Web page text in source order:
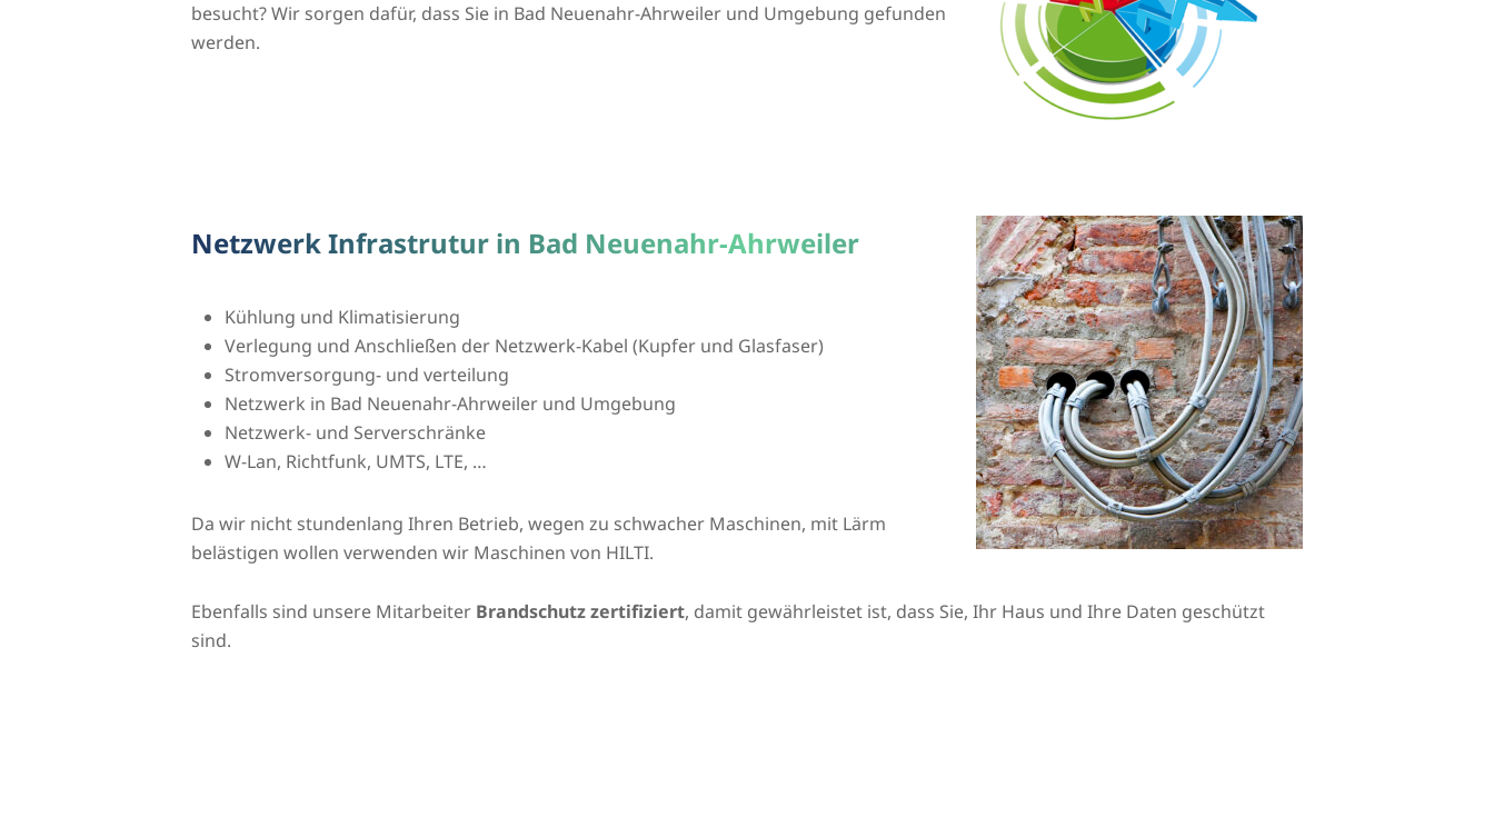
besucht? Wir sorgen dafür, dass Sie in Bad Neuenahr-Ahrweiler und Umgebung gefunden
werden.
Netzwerk Infrastrutur in Bad Neuenahr-Ahrweiler
Kühlung und Klimatisierung
Verlegung und Anschließen der Netzwerk-Kabel (Kupfer und Glasfaser)
Stromversorgung- und verteilung
Netzwerk in Bad Neuenahr-Ahrweiler und Umgebung
Netzwerk- und Serverschränke
W-Lan, Richtfunk, UMTS, LTE, …
Da wir nicht stundenlang Ihren Betrieb, wegen zu schwacher Maschinen, mit Lärm
belästigen wollen verwenden wir Maschinen von HILTI.
Ebenfalls sind unsere Mitarbeiter Brandschutz zertifiziert, damit gewährleistet ist, dass Sie, Ihr Haus und Ihre Daten geschützt
sind.